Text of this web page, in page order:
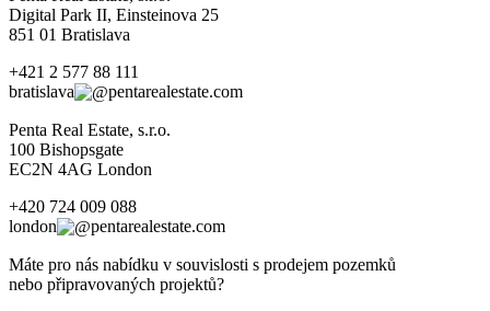
Digital Park II, Einsteinova 25
851 01 Bratislava
+421 2 577 88 111
bratislava
pentarealestate.com
Penta Real Estate, s.r.o.
100 Bishopsgate
EC2N 4AG London
+420 724 009 088
london
pentarealestate.com
Máte pro nás nabídku v souvislosti s prodejem pozemků
nebo připravovaných projektů?